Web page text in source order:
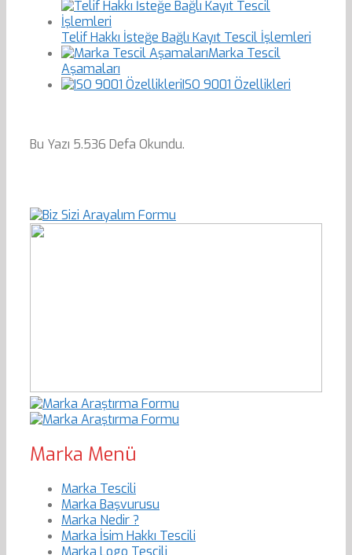
Telif Hakkı İsteğe Bağlı Kayıt Tescil İşlemleri
Marka Tescil
Aşamaları
ISO 9001 Özellikleri
Bu Yazı 5.536 Defa Okundu.
Marka Menü
Marka Tescili
Marka Başvurusu
Marka Nedir ?
Marka İsim Hakkı Tescili
Marka Logo Tescili